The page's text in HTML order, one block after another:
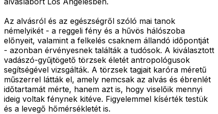
Az alvásról és az egészségről szóló mai tanok
némelyikét - a reggeli fény és a hűvös hálószoba
előnyeit, valamint a felkelés csaknem állandó időpontját
- azonban érvényesnek találták a tudósok. A kiválasztott
vadászó-gyűjtögető törzsek életét antropológusok
segítségével vizsgálták. A törzsek tagjait karóra méretű
műszerrel látták el, amely nemcsak az alvás és ébrenlét
időtartamát mérte, hanem azt is, hogy viselőik mennyi
ideig voltak fénynek kitéve. Figyelemmel kísérték testük
és a levegő hőmérsékletét is.